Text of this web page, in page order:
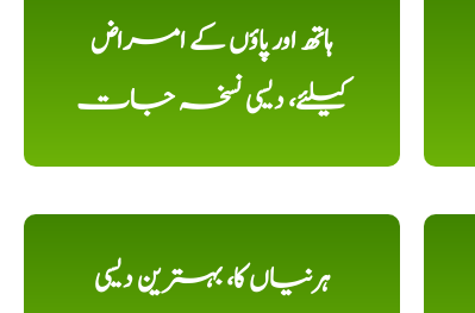
ہاتھ اور پاؤں کے امراض
کیلئے، دیسی نسخہ جات
ہرنیاں کا، بہترین دیسی